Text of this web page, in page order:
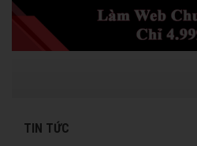
TIN TỨC